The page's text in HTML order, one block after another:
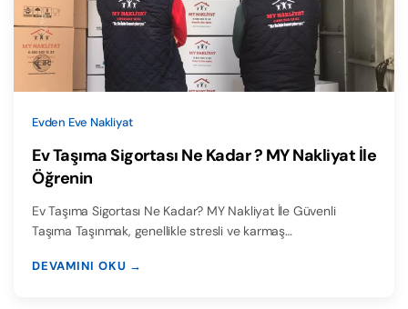
Evden Eve Nakliyat
Ev Taşıma Sigortası Ne Kadar ? MY Nakliyat İle
Öğrenin
Ev Taşıma Sigortası Ne Kadar? MY Nakliyat İle Güvenli
Taşıma Taşınmak, genellikle stresli ve karmaş…
DEVAMINI OKU →